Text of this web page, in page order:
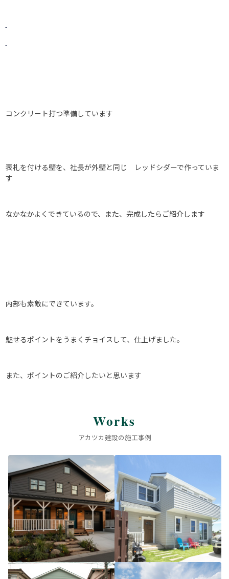
コンクリート打つ準備しています
表札を付ける壁を、社長が外壁と同じ レッドシダーで作っていま
す
なかなかよくできているので、また、完成したらご紹介します
内部も素敵にできています。
魅せるポイントをうまくチョイスして、仕上げました。
また、ポイントのご紹介したいと思います
Works
アカツカ建設の施工事例